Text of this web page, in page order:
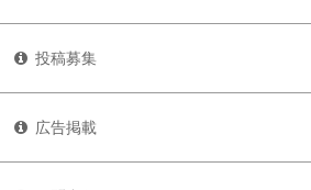
投稿募集
広告掲載